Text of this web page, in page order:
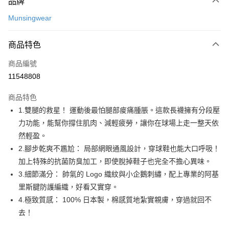
信用卡一次付款
LINE Pay
Apple Pay
悠遊付
AFTEE先享後付
相關說明
【關於「AFTEE先享後付」】
AFTEE先享後付是「在收到商品之後才付款」的支付方式。 讓您購物簡單
便利好安心！
１．簡單：不需註冊會員、不需綁卡、不需儲值。
２．便利：只要手機號碼，簡訊認證，即可結帳。
３．安心：先確認商品／服務後，再付款。
【「AFTEE先享後付」結帳流程】
ATM付款
運送方式
全家取貨付款
免運費
Munsingwear
商品特色
商品編號
11548808
商品特色
1.雙腿的救星！ 運動後最怕腿部痠痛腫脹。這款長襪擁有分段壓
力功能，能幫你撐住肌肉、減輕疲勞，讓你在球場上走一整天依
然輕盈。
2.腳步乾爽不尷尬： 局部網眼通風設計，穿球鞋也能大口呼吸！
加上特殊的抗菌防臭加工，即使脫掉鞋子也完全不擔心異味。
3.細節滿分： 帥氣的 Logo 織紋與小企鵝刺繡，配上專業的阿基
里斯腱防護編織，好看又實穿。
4.極致質感： 100% 日本製，棉感質地紮實親膚，穿過就回不
去！